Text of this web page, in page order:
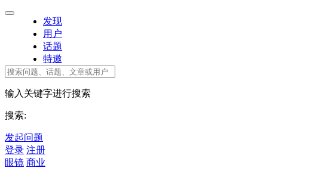
发现
用户
话题
特邀
输入关键字进行搜索
搜索:
发起问题
登录 注册
眼镜 商业